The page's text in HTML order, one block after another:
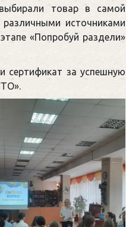
товар в самой
различными источниками
«Попробуй раздели»
сертификат за успешную